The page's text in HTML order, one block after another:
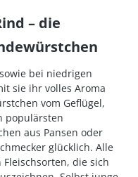
– die
bei niedrigen
sie ihr volles Aroma
vom Geflügel,
populärsten
aus Pansen oder
glücklich. Alle
die sich